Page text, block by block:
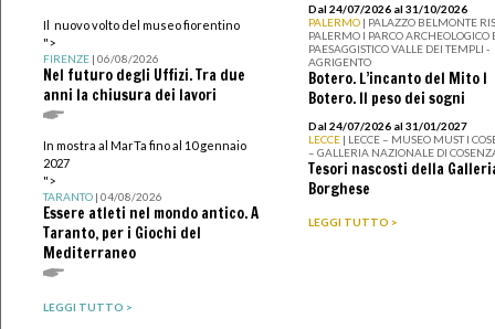
Il nuovo volto del museo fiorentino
">
FIRENZE| 06/08/2026
Nel futuro degli Uffizi. Tra due
anni la chiusura dei lavori
In mostra al MarTa fino al 10 gennaio
2027
">
TARANTO| 04/08/2026
Essere atleti nel mondo antico. A
Taranto, per i Giochi del
Mediterraneo
LEGGI TUTTO >
Dal 24/07/2026 al 31/10/2026
PALERMO | PALAZZO BELMONTE
PALERMO I PARCO ARCHEOLOGICO
PAESAGGISTICO VALLE DEI TEMPLI -
AGRIGENTO
Botero. L’incanto del Mito I
Botero. Il peso dei sogni
Dal 24/07/2026 al 31/01/2027
LECCE | LECCE – MUSEO MUST I
– GALLERIA NAZIONALE DI
Tesori nascosti della
Borghese
LEGGI TUTTO >